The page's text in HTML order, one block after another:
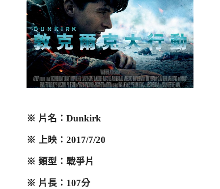
※ 片名： Dunkirk
※ 上映： 2017/7/20
※ 類型：戰爭片
※ 片長： 107分